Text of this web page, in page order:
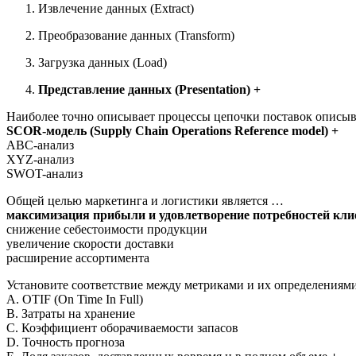
Извлечение данных (Extract)
Преобразование данных (Transform)
Загрузка данных (Load)
Представление данных (Presentation) +
Наиболее точно описывает процессы цепочки поставок
SCOR-модель (Supply Chain Operations Reference model) +
ABC-анализ
XYZ-анализ
SWOT-анализ
Общей целью маркетинга и логистики является …
максимизация прибыли и удовлетворение потребностей
снижение себестоимости продукции
увеличение скорости доставки
расширение ассортимента
Установите соответствие между метриками и их
A. OTIF (On Time In Full)
B. Затраты на хранение
C. Коэффициент оборачиваемости запасов
D. Точность прогноза